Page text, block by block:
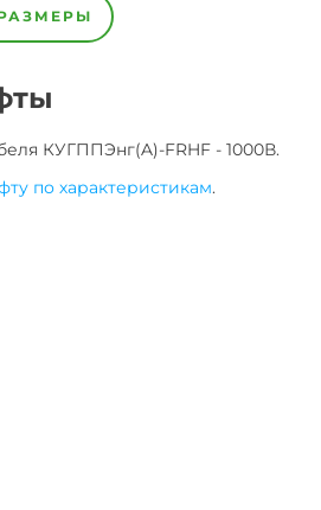
КУГППЭнг(A)-FRHF - 1000В.
по характеристикам.